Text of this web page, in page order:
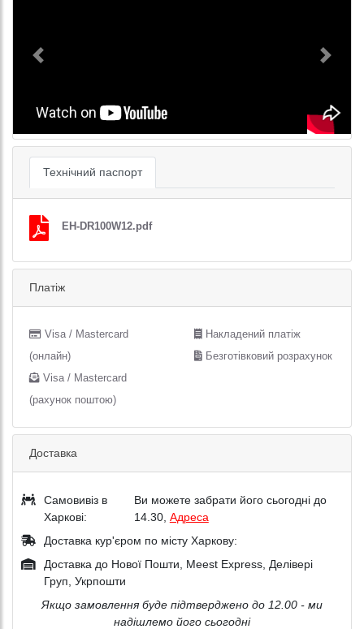
Previous Next
Технічний паспорт
EH-DR100W12.pdf
Платіж
Visa / Mastercard
(онлайн)
Visa / Mastercard
(рахунок поштою)
Накладений платіж
Безготівковий розрахунок
Доставка
Самовивіз в
Харкові:
Ви можете забрати його сьогодні до
14.30, Адреса
Доставка кур'єром по місту Харкову:
Доставка до Нової Пошти, Meest Express, Делівері
Груп, Укрпошти
Якщо замовлення буде підтверджено до 12.00 - ми
надішлемо його сьогодні